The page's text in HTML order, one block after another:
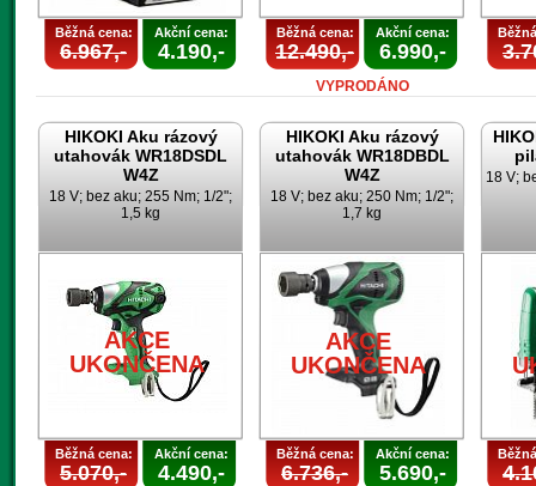
Běžná cena:
6.967,-
Akční cena:
4.190,-
Běžná cena:
12.490,-
Akční cena:
6.990,-
VYPRODÁNO
HIKOKI Aku rázový
utahovák WR18DSDL
W4Z
18 V; bez aku; 255 Nm; 1/2";
1,5 kg
AKCE
UKONČENA
Běžná cena:
5.070,-
Akční cena:
4.490,-
HIKOKI Aku rázový
utahovák WR18DBDL
W4Z
18 V; bez aku; 250 Nm; 1/2";
1,7 kg
AKCE
UKONČENA
Běžná cena:
6.736,-
Akční cena:
5.690,-
18 V;